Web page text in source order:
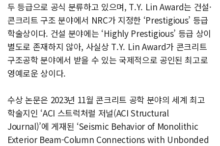
두 등급으로 공식 분류하고 있으며, T.Y. Lin Award는 건설·
콘크리트 구조 분야에서 NRC가 지정한 ‘Prestigious’ 등급
학술상이다. 건설 분야에는 ‘Highly Prestigious’ 등급 상이
별도로 존재하지 않아, 사실상 T.Y. Lin Award가 콘크리트
구조공학 분야에서 받을 수 있는 국제적으로 공인된 최고로
영예로운 상이다.
수상 논문은 2023년 11월 콘크리트 공학 분야의 세계 최고
학술지인 ‘ACI 스트럭처럴 저널(ACI Structural
Journal)’에 게재된 ‘Seismic Behavior of Monolithic
Exterior Beam-Column Connections with Unbonded